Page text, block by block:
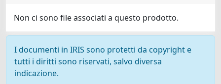
Non ci sono file associati a questo prodotto.
I documenti in IRIS sono protetti da copyright e
tutti i diritti sono riservati, salvo diversa
indicazione.